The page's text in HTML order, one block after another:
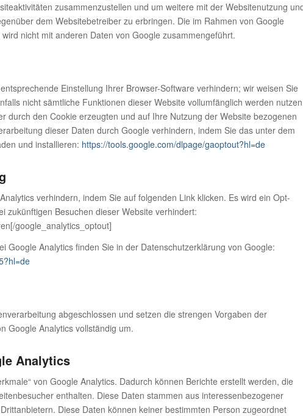
zusammenzustellen und um weitere mit der Websitenutzung
dem Websitebetreiber zu erbringen. Die im Rahmen von Google
nicht mit anderen Daten von Google zusammengeführt.
Einstellung Ihrer Browser-Software verhindern; wir weisen Sie
nicht sämtliche Funktionen dieser Website vollumfänglich werden nutzen
durch den Cookie erzeugten und auf Ihre Nutzung der Website bezogenen
dieser Daten durch Google verhindern, indem Sie das unter dem
und installieren: https://tools.google.com/dlpage/gaoptout?hl=de
verhindern, indem Sie auf folgenden Link klicken. Es wird ein Opt-
zukünftigen Besuchen dieser Website verhindert:
google_analytics_optout]
Google Analytics finden Sie in der Datenschutzerklärung von Google:
abgeschlossen und setzen die strengen Vorgaben der
Google Analytics vollständig um.
Analytics
von Google Analytics. Dadurch können Berichte erstellt werden, die
enthalten. Diese Daten stammen aus interessenbezogener
Diese Daten können keiner bestimmten Person zugeordnet